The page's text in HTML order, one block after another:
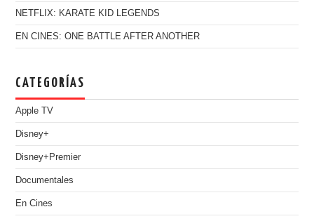
NETFLIX: KARATE KID LEGENDS
EN CINES: ONE BATTLE AFTER ANOTHER
CATEGORÍAS
Apple TV
Disney+
Disney+Premier
Documentales
En Cines